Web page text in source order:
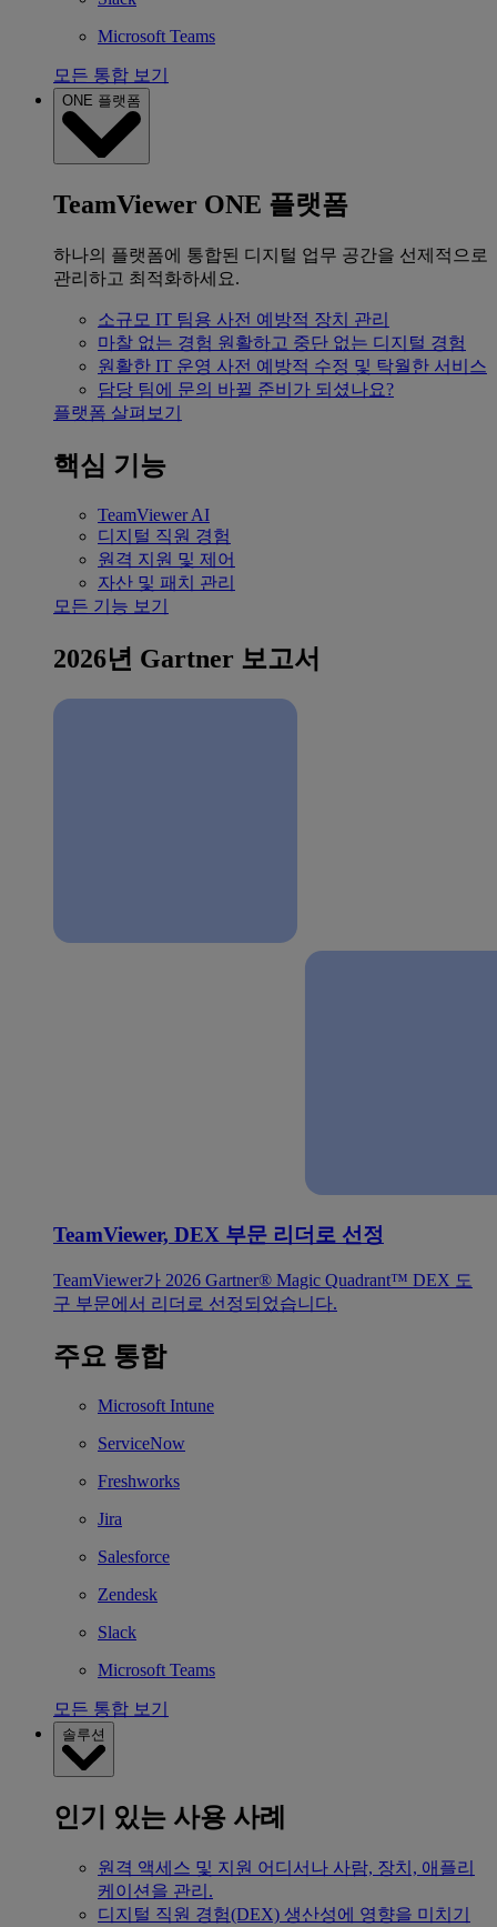
Microsoft Teams
모든 통합 보기
ONE 플랫폼
TeamViewer ONE 플랫폼
하나의 플랫폼에 통합된 디지털 업무 공간을 선제적으로
관리하고 최적화하세요.
소규모 IT 팀용 사전 예방적 장치 관리
마찰 없는 경험 원활하고 중단 없는 디지털 경험
원활한 IT 운영 사전 예방적 수정 및 탁월한 서비스
담당 팀에 문의 바뀔 준비가 되셨나요?
플랫폼 살펴보기
핵심 기능
TeamViewer AI
디지털 직원 경험
원격 지원 및 제어
자산 및 패치 관리
모든 기능 보기
2026년 Gartner 보고서
TeamViewer, DEX 부문 리더로 선정
TeamViewer가 2026 Gartner® Magic Quadrant™ DEX 도
구 부문에서 리더로 선정되었습니다.
주요 통합
Microsoft Intune
ServiceNow
Freshworks
Jira
Salesforce
Zendesk
Slack
Microsoft Teams
모든 통합 보기
솔루션
인기 있는 사용 사례
원격 액세스 및 지원 어디서나 사람, 장치, 애플리
케이션을 관리.
디지털 직원 경험(DEX) 생산성에 영향을 미치기